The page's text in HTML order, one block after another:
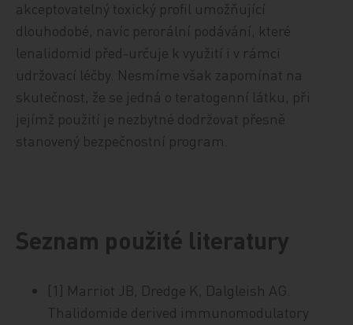
akceptovatelný toxický profil umožňující
dlouhodobé, navíc perorální podávání, které
lenalidomid před-určuje k využití i v rámci
udržovací léčby. Nesmíme však zapomínat na
skutečnost, že se jedná o teratogenní látku, při
jejímž použití je nezbytné dodržovat přesně
stanovený bezpečnostní program.
Seznam použité literatury
[1] Marriot JB, Dredge K, Dalgleish AG.
Thalidomide derived immunomodulatory